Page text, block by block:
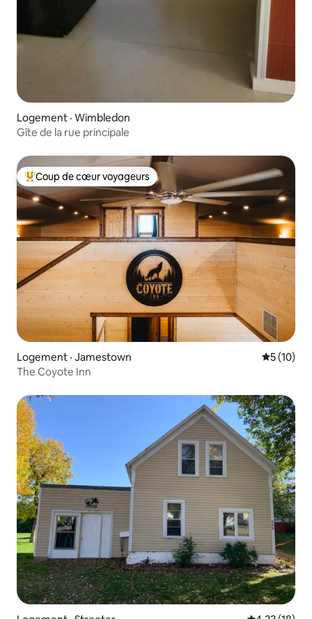
Logement · Wimbledon
Gîte de la rue principale
Coup de cœur voyageurs parmi les plus aimés
Coup de cœur voyageurs
Logement · Jamestown Note
5 (10)
The Coyote Inn